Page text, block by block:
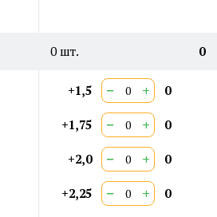
0шт. 0
+1,5 − + 0
+1,75 − + 0
+2,0 − + 0
+2,25 − + 0